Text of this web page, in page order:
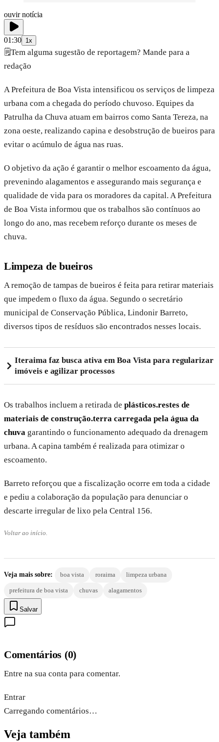
ouvir notícia
01:30 1x
🗒️Tem alguma sugestão de reportagem? Mande para a
redação
A Prefeitura de Boa Vista intensificou os serviços de limpeza
urbana com a chegada do período chuvoso. Equipes da
Patrulha da Chuva atuam em bairros como Santa Tereza, na
zona oeste, realizando capina e desobstrução de bueiros para
evitar o acúmulo de água nas ruas.
O objetivo da ação é garantir o melhor escoamento da água,
prevenindo alagamentos e assegurando mais segurança e
qualidade de vida para os moradores da capital. A Prefeitura
de Boa Vista informou que os trabalhos são contínuos ao
longo do ano, mas recebem reforço durante os meses de
chuva.
Limpeza de bueiros
A remoção de tampas de bueiros é feita para retirar materiais
que impedem o fluxo da água. Segundo o secretário
municipal de Conservação Pública, Lindonir Barreto,
diversos tipos de resíduos são encontrados nesses locais.
Iteraima faz busca ativa em Boa Vista para regularizar
imóveis e agilizar processos
Os trabalhos incluem a retirada de plásticos.restes de
materiais de construção.terra carregada pela água da
chuva garantindo o funcionamento adequado da drenagem
urbana. A capina também é realizada para otimizar o
escoamento.
Barreto reforçou que a fiscalização ocorre em toda a cidade
e pediu a colaboração da população para denunciar o
descarte irregular de lixo pela Central 156.
Voltar ao início.
Veja mais sobre: boa vista roraima limpeza urbana
prefeitura de boa vista chuvas alagamentos
Salvar
Comentários (0)
Entre na sua conta para comentar.
Entrar
Carregando comentários…
Veja também